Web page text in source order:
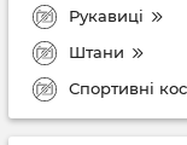
Рукавиці
Штани
Спортивні